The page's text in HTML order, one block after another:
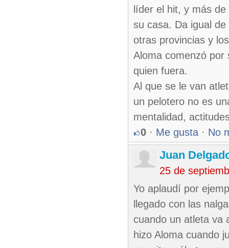
líder el hit, y más
su casa. Da igual
otras provincias y
Aloma comenzó por
quien fuera.
Al que se le van
un pelotero no es
mentalidad,
0 · Me gusta · No
Juan
25 de
Yo aplaudí por
llegado con las
cuando un atleta va
hizo Aloma cuando